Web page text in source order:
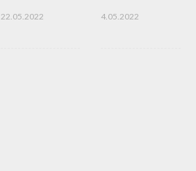
22.05.2022 4.05.2022